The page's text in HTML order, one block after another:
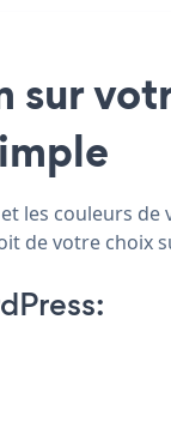
sur
les couleurs
de votre choix